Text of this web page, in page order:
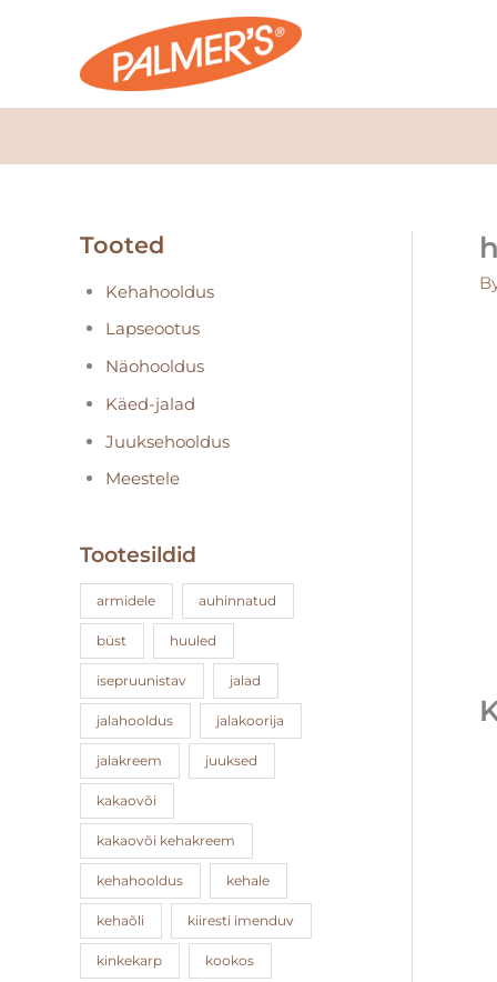
Tooted
Kehahooldus
Lapseootus
Näohooldus
Käed-jalad
Juuksehooldus
Meestele
Tootesildid
armidele auhinnatud
büst huuled
isepruunistav jalad
jalahooldus jalakoorija
jalakreem juuksed
kakaovõi
kakaovõi kehakreem
kehahooldus kehale
kehaõli kiiresti imenduv
kinkekarp kookos